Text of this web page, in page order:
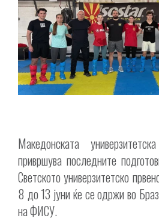
Македонската
привршува последните
Светското универзитетско
8 до 13 јуни ќе се одржи во
на ФИСУ.